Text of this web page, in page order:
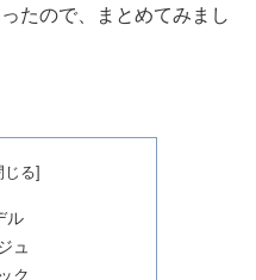
たので、まとめてみまし
ル
ュ
ク